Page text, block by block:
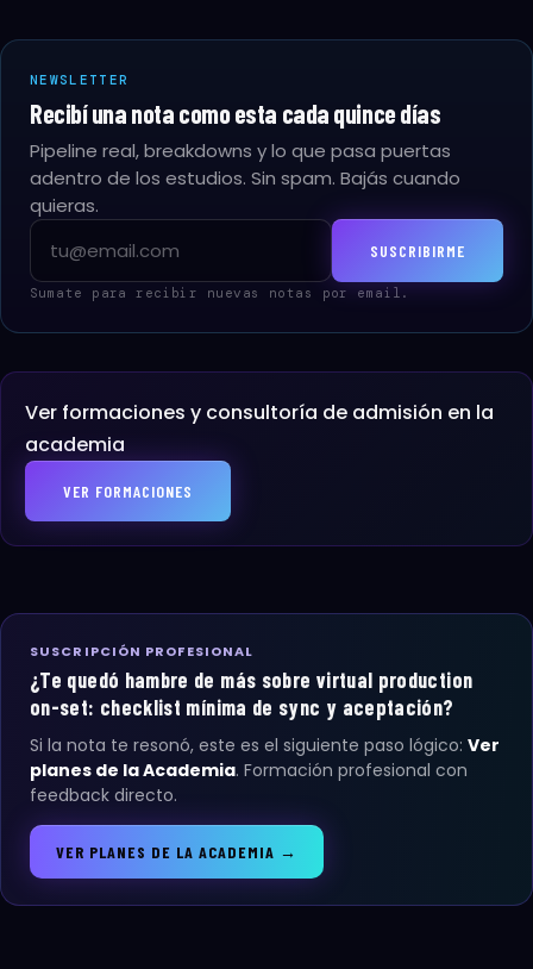
NEWSLETTER
Recibí una nota como esta cada quince días
Pipeline real, breakdowns y lo que pasa puertas
adentro de los estudios. Sin spam. Bajás cuando
quieras.
Email
SUSCRIBIRME
Sumate para recibir nuevas notas por email.
Ver formaciones y consultoría de admisión en la
academia
VER FORMACIONES
SUSCRIPCIÓN PROFESIONAL
¿Te quedó hambre de más sobre virtual production
on-set: checklist mínima de sync y aceptación?
Si la nota te resonó, este es el siguiente paso lógico: Ver
planes de la Academia. Formación profesional con
feedback directo.
VER PLANES DE LA ACADEMIA →